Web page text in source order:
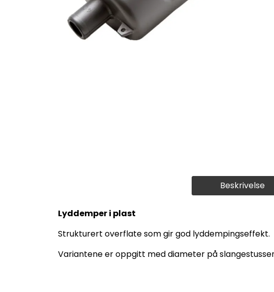
Beskrivelse
Lyddemper i plast
Strukturert overflate som gir god lyddempingseffekt.
Variantene er oppgitt med diameter på